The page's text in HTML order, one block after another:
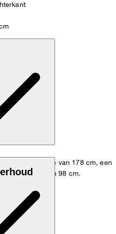
lichaamslengte van 178 cm, een
heupomvang van 98 cm.